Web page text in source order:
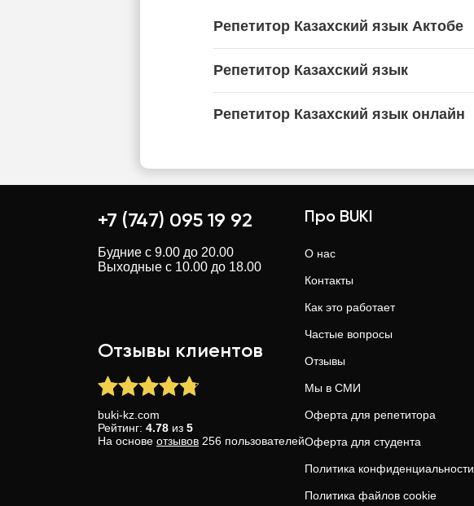
Репетитор Казахский язык Актобе
Репетитор Казахский язык
Репетитор Казахский язык онлайн
+7 (747) 095 19 92
Будние с 9.00 до 20.00
Выходные с 10.00 до 18.00
Отзывы клиентов
buki-kz.com
Рейтинг: 4.78 из 5
На основе отзывов 256 пользователей
Про BUKI
О нас
Контакты
Как это работает
Частые вопросы
Отзывы
Мы в СМИ
Оферта для репетитора
Оферта для студента
Политика конфиденциальности
Политика файлов cookie